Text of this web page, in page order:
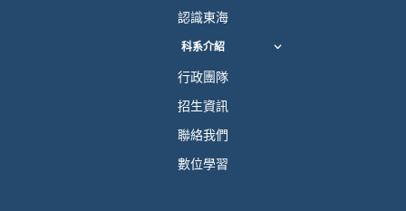
認識東海
科系介紹
行政團隊
招生資訊
聯絡我們
數位學習